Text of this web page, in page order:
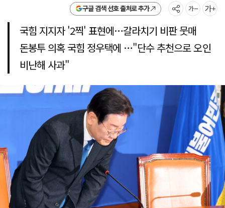
구글 검색 선호 출처로 추가
국힘 지지자 '2찍' 표현에…갈라치기 비판 뭇매
돈봉투 의혹 국힘 정우택에 …"단수 추천으로 오인
비난해 사과"